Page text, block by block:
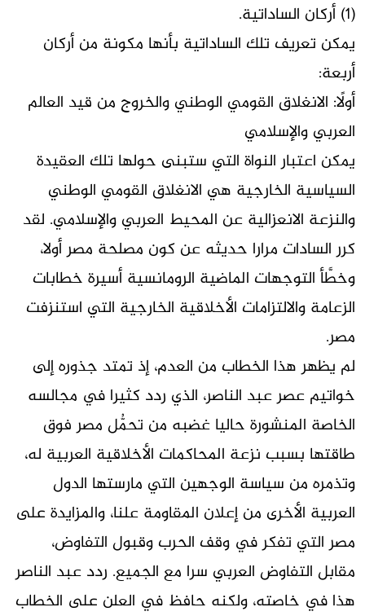
(1) أركان الساداتية.
يمكن تعريف تلك الساداتية بأنها مكونة من أركان
أربعة:
أولًا: الانغلاق القومي الوطني والخروج من قيد العالم
العربي والإسلامي
يمكن اعتبار النواة التي ستبنى حولها تلك العقيدة
السياسية الخارجية هي الانغلاق القومي الوطني
والنزعة الانعزالية عن المحيط العربي والإسلامي. لقد
كرر السادات مرارا حديثه عن كون مصلحة مصر أولا،
وخطَّأ التوجهات الماضية الرومانسية أسيرة خطابات
الزعامة والالتزامات الأخلاقية الخارجية التي استنزفت
مصر.
لم يظهر هذا الخطاب من العدم، إذ تمتد جذوره إلى
خواتيم عصر عبد الناصر، الذي ردد كثيرا في مجالسه
الخاصة المنشورة حاليا غضبه من تحمُّل مصر فوق
طاقتها بسبب نزعة المحاكمات الأخلاقية العربية له،
وتذمره من سياسة الوجهين التي مارستها الدول
العربية الأخرى من إعلان المقاومة علنا، والمزايدة على
مصر التي تفكر في وقف الحرب وقبول التفاوض،
مقابل التفاوض العربي سرا مع الجميع. ردد عبد الناصر
هذا في خاصته، ولكنه حافظ في العلن على الخطاب